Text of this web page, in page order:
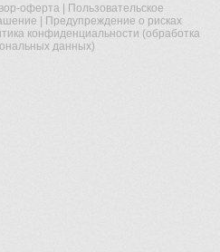
оферта
Пользовательское
Предупреждение о рисках
конфиденциальности (обработка
данных)